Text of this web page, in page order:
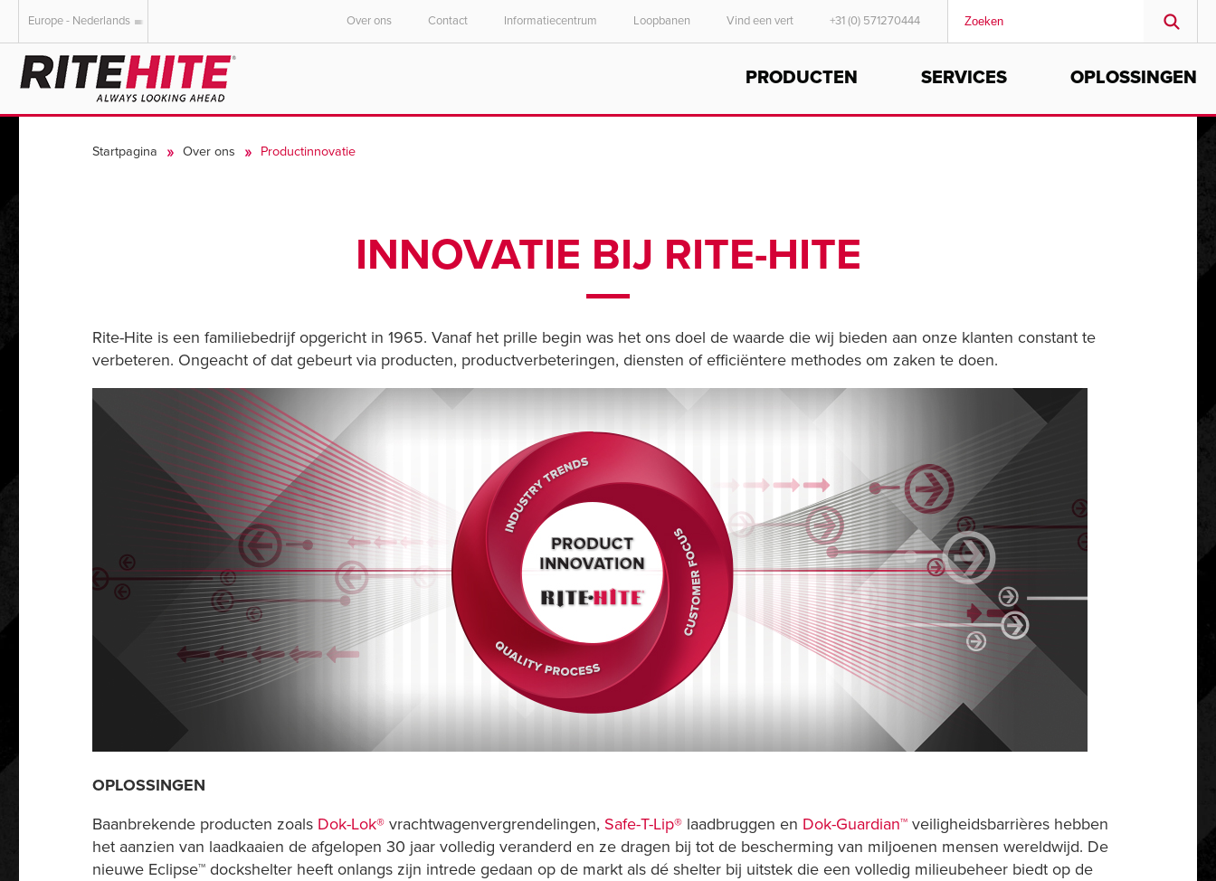
AMERICAS
English
English
Deutsch
Dutch
English
English
Europe - Nederlands Over ons Contact Informatiecentrum Loopbanen Vind een vert +31 (0) 571270444
PRODUCTEN SERVICES OPLOSSINGEN
Startpagina Over ons Productinnovatie
INNOVATIE BIJ RITE-HITE
Rite-Hite is een familiebedrijf opgericht in 1965. Vanaf het prille begin was het ons doel de waarde die wij bieden aan onze klanten constant te
verbeteren. Ongeacht of dat gebeurt via producten, productverbeteringen, diensten of efficiëntere methodes om zaken te doen.
OPLOSSINGEN
Baanbrekende producten zoals Dok-Lok®vrachtwagenvergrendelingen, Safe-T-Lip®laadbruggen en Dok-Guardian™veiligheidsbarrières hebben
het aanzien van laadkaaien de afgelopen 30 jaar volledig veranderd en ze dragen bij tot de bescherming van miljoenen mensen wereldwijd. De
nieuwe Eclipse™ dockshelter heeft onlangs zijn intrede gedaan op de markt als dé shelter bij uitstek die een volledig milieubeheer biedt op de